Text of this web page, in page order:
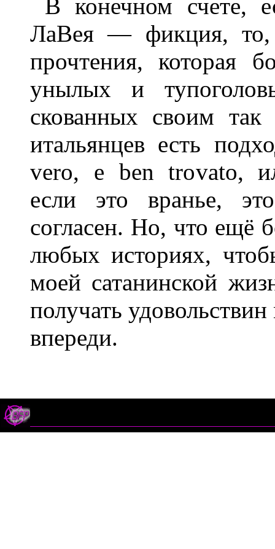
В конечном счете,
ЛаВея — фикция, то,
прочтения, которая
унылых и
скованных своим
итальянцев есть
vero, e ben trovato,
если это вранье,
согласен. Но, что ещё
любых историях,
моей сатанинской
получать
впереди.